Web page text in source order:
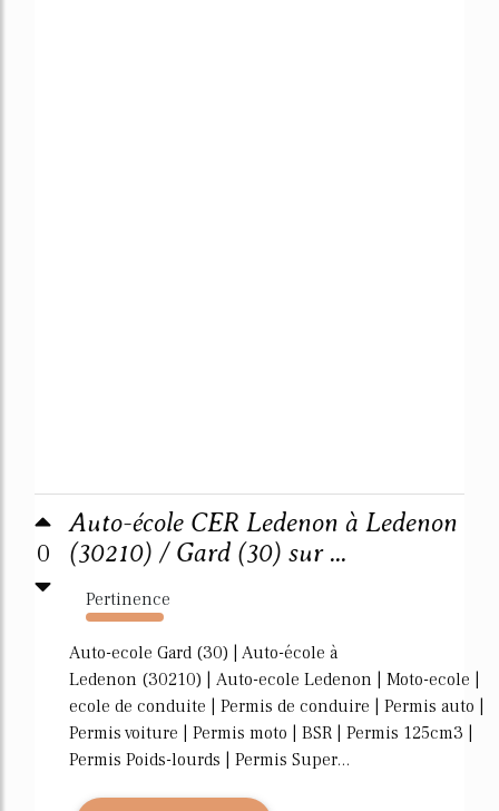
0
Auto-école CER Ledenon à Ledenon
(30210) / Gard (30) sur ...
Pertinence
2450%
Auto-ecole Gard (30) | Auto-école à
Ledenon (30210) | Auto-ecole Ledenon | Moto-ecole |
ecole de conduite | Permis de conduire | Permis auto |
Permis voiture | Permis moto | BSR | Permis 125cm3 |
Permis Poids-lourds | Permis Super...